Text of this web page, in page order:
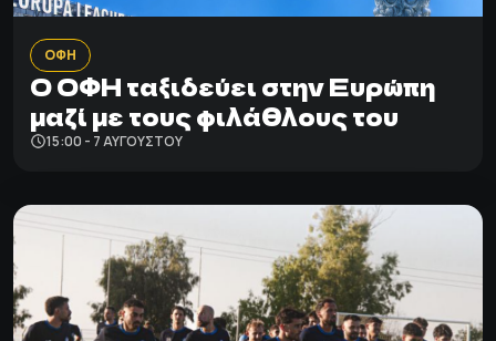
ΟΦΗ
Ο ΟΦΗ ταξιδεύει στην Ευρώπη
μαζί με τους φιλάθλους του
15:00 - 7 ΑΥΓΟΎΣΤΟΥ